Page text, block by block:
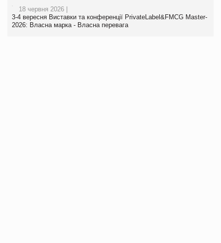
18 червня 2026 |
3-4 вересня Виставки та конференції PrivateLabel&FMCG Master-
2026: Власна марка - Власна перевага